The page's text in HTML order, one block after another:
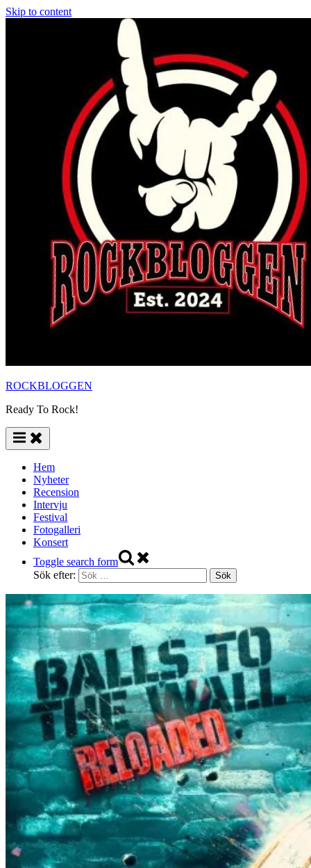
Skip to content
ROCKBLOGGEN
Ready To Rock!
Hem
Nyheter
Recension
Intervju
Festival
Fotogalleri
Konsert
Toggle search form
Sök efter: